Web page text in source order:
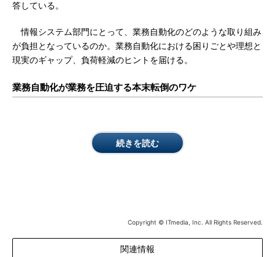
答している。
情報システム部門にとって、業務自動化のどのような取り組み
が負担となっているのか。業務自動化における困りごとや理想と
現実のギャップ、負荷軽減のヒントを届ける。
業務自動化が業務を圧迫する本末転倒のワケ
続きを読む
Copyright © ITmedia, Inc. All Rights Reserved.
関連情報